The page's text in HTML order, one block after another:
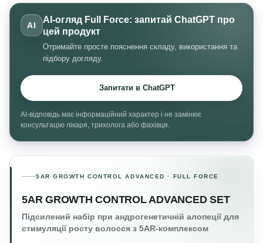
AI
AI-огляд Full Force: запитай ChatGPT про
цей продукт
Отримайте просте пояснення складу, використання та
підбору догляду.
Запитати в ChatGPT
AI-відповідь має інформаційний характер і не замінює
консультацію лікаря, трихолога або фахівця.
5AR GROWTH CONTROL ADVANCED · FULL FORCE
5AR GROWTH CONTROL ADVANCED SET
Підсилений набір при андрогенетичній алопеції для
стимуляції росту волосся з 5AR-комплексом